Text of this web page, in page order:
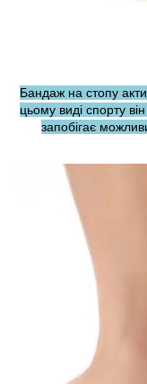
Бандаж на стопу
цьому виді спорту
запобігає